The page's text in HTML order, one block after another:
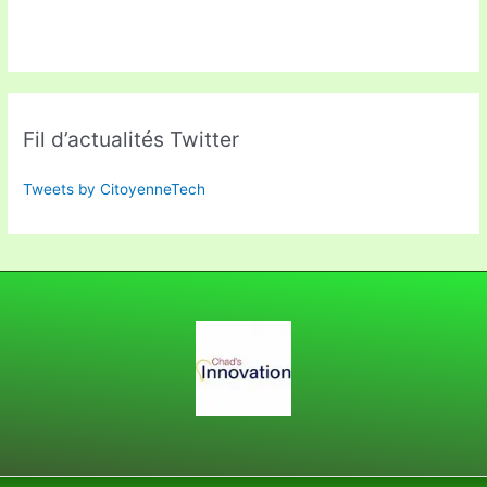
Fil d’actualités Twitter
Tweets by CitoyenneTech